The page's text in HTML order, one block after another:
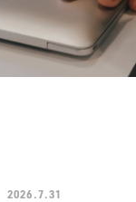
2026.7.31